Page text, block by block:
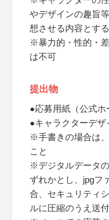
やデザインの趣旨
想させる内容とす
※暴力的・性的・
は不可
提出物
●応募用紙（公式ホ
●キャラクターデザ
※手書きの場合は
こと
※デジタルデータ
ずれかとし、jpgフ
合、セキュリティ
ルに圧縮のうえ送